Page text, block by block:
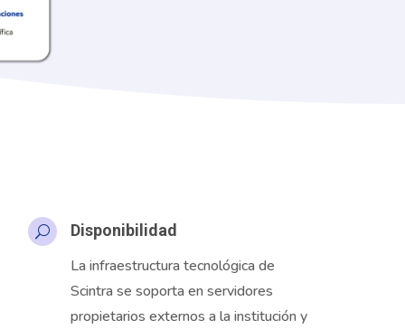
U Disponibilidad
La infraestructura tecnológica de
Scintra se soporta en servidores
propietarios externos a la institución y